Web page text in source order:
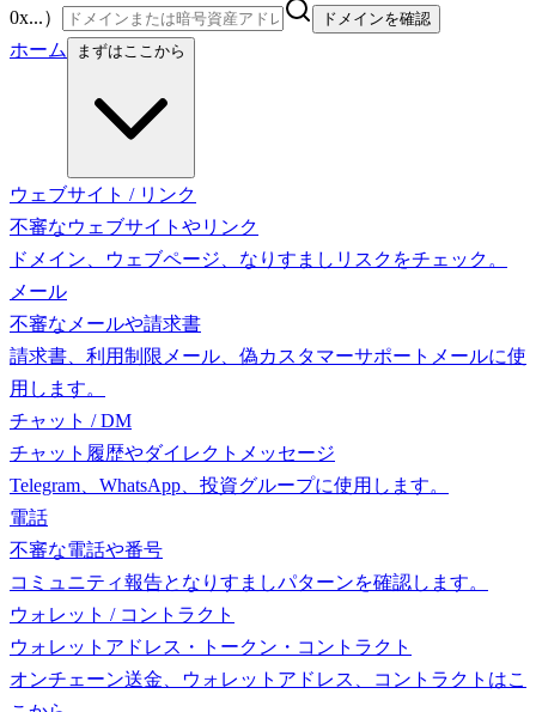
0x...）
ドメインを確認
ホーム まずはここから
ウェブサイト / リンク
不審なウェブサイトやリンク
ドメイン、ウェブページ、なりすましリスクをチェック。
メール
不審なメールや請求書
請求書、利用制限メール、偽カスタマーサポートメールに使
用します。
チャット / DM
チャット履歴やダイレクトメッセージ
Telegram、WhatsApp、投資グループに使用します。
電話
不審な電話や番号
コミュニティ報告となりすましパターンを確認します。
ウォレット / コントラクト
ウォレットアドレス・トークン・コントラクト
オンチェーン送金、ウォレットアドレス、コントラクトはこ